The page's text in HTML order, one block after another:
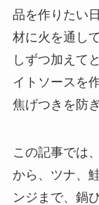
品を作りたい
材に火を通し
しずつ加えて
イトソースを
焦げつきを防
この記事では
から、ツナ、
ンジまで、鍋